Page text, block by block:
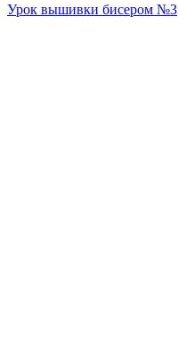
Урок вышивки бисером №3